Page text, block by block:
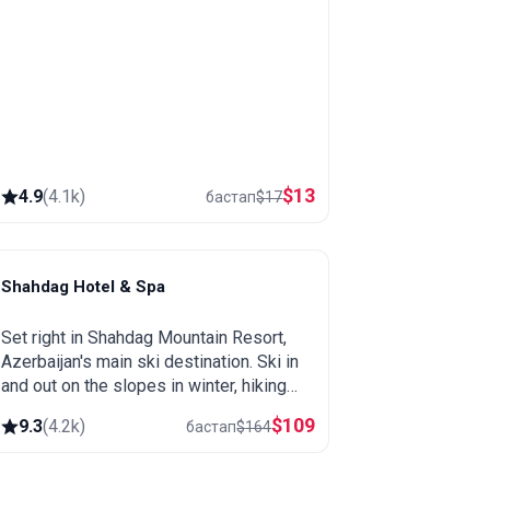
4.9(4.1k) бастап$17$13
Shahdag
Shahdag Hotel & Spa
Set right in Shahdag Mountain Resort,
Azerbaijan's main ski destination. Ski in
and out on the slopes in winter, hiking
and cool mountain air in summer, plus a
spa and heated pool.
9.3(4.2k) бастап$164$109